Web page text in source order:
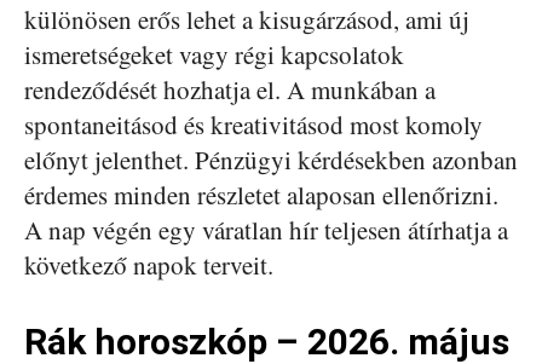
különösen erős lehet a kisugárzásod, ami új
ismeretségeket vagy régi kapcsolatok
rendeződését hozhatja el. A munkában a
spontaneitásod és kreativitásod most komoly
előnyt jelenthet. Pénzügyi kérdésekben azonban
érdemes minden részletet alaposan ellenőrizni.
A nap végén egy váratlan hír teljesen átírhatja a
következő napok terveit.
Rák horoszkóp – 2026. május